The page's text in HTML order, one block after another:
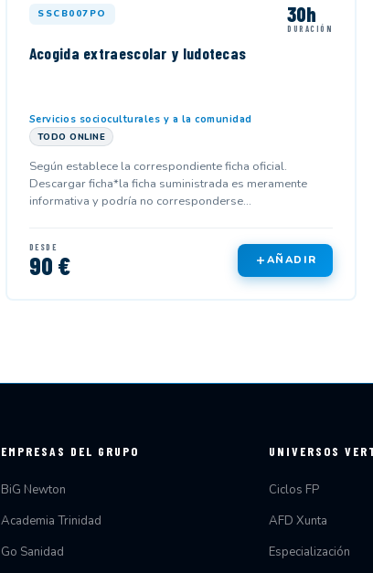
SSCB007PO 30h
DURACIÓN
Acogida extraescolar y ludotecas
Servicios socioculturales y a la comunidad
TODO ONLINE
Según establece la correspondiente ficha oficial.
Descargar ficha*la ficha suministrada es meramente
informativa y podría no corresponderse...
DESDE
90 € AÑADIR
EMPRESAS DEL GRUPO
BiG Newton
Academia Trinidad
Go Sanidad
UNIVERSOS
Ciclos FP
AFD Xunta
Especialización